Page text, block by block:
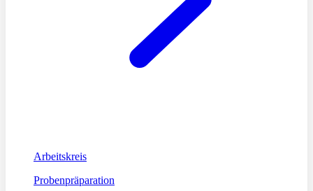
Arbeitskreis
Probenpräparation